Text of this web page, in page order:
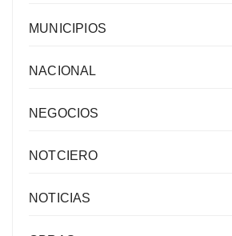
MUNICIPIOS
NACIONAL
NEGOCIOS
NOTCIERO
NOTICIAS